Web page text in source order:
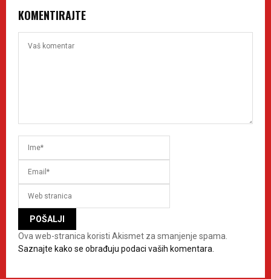
KOMENTIRAJTE
Ova web-stranica koristi Akismet za smanjenje spama.
Saznajte kako se obrađuju podaci vaših komentara.